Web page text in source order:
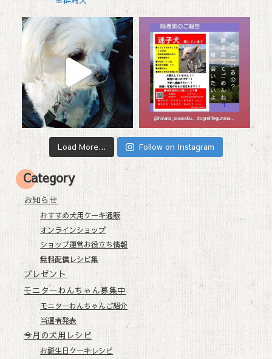
Load More... Follow on Instagram
Category
お知らせ
おすすめ犬用ケーキ通販
オンラインショップ
ショップ運営お役立ち情報
無料配信レシピ集
プレゼント
モニターわんちゃん募集中
モニターわんちゃんご紹介
当選者発表
今月の犬用レシピ
お誕生日ケーキレシピ